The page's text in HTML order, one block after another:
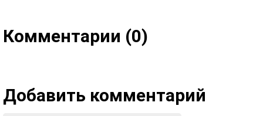
Комментарии (0)
Добавить комментарий